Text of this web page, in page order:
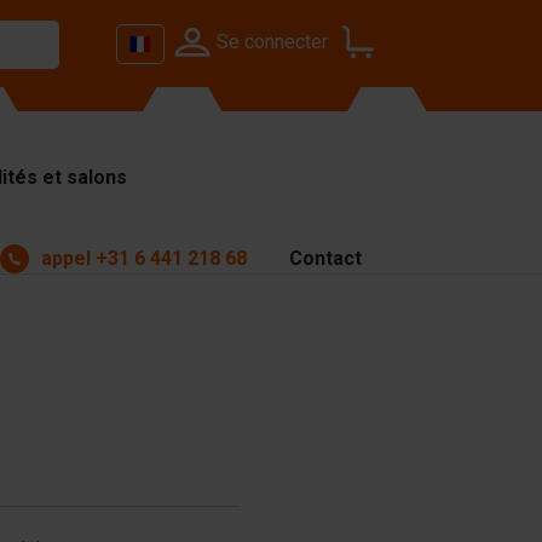
Se connecter
et salons
appel +31 6 441 218 68 Contact